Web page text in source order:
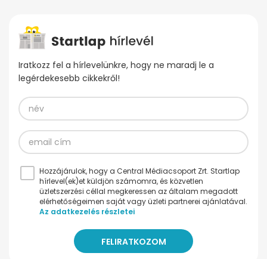
Iratkozz fel a hírlevelünkre, hogy ne maradj le a
legérdekesebb cikkekről!
Hozzájárulok, hogy a Central Médiacsoport Zrt. Startlap
hírlevel(ek)et küldjön számomra, és közvetlen
üzletszerzési céllal megkeressen az általam megadott
elérhetőségeimen saját vagy üzleti partnerei ajánlatával.
Az adatkezelés részletei